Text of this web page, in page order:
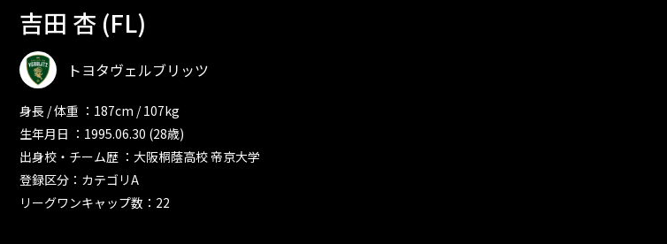
吉田 杏 (FL)
トヨタヴェルブリッツ
身長 / 体重 ：187cm / 107kg
生年月日 ：1995.06.30 (28歳)
出身校・チーム歴 ：大阪桐蔭高校 帝京大学
登録区分：カテゴリA
リーグワンキャップ数：22